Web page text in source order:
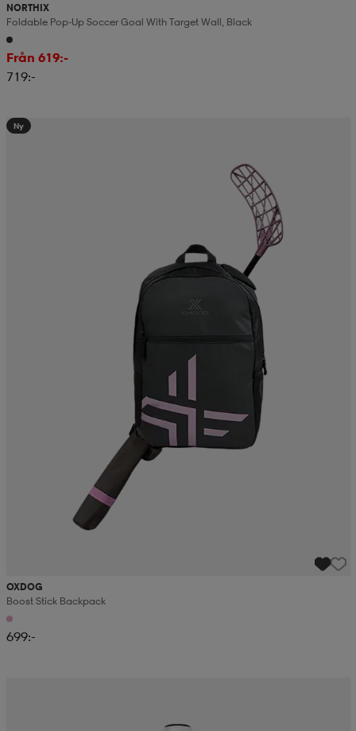
NORTHIX
Foldable Pop-Up Soccer Goal With Target Wall, Black
Från 619:-
719:-
Ny
OXDOG
Boost Stick Backpack
699:-